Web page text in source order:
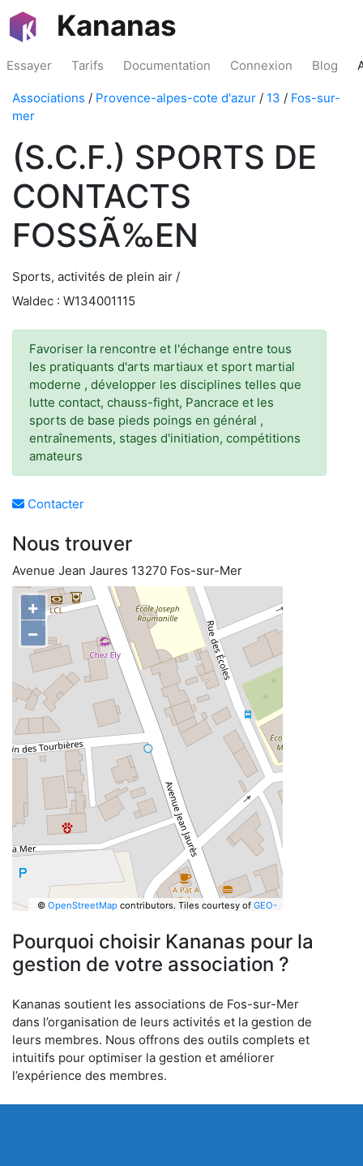
Kananas
Essayer Tarifs Documentation Connexion Blog
Associations / Provence-alpes-cote d'azur / 13 / Fos-sur-
mer
(S.C.F.) SPORTS DE
CONTACTS
FOSSÃ‰EN
Sports, activités de plein air /
Waldec : W134001115
Favoriser la rencontre et l'échange entre tous
les pratiquants d'arts martiaux et sport martial
moderne , développer les disciplines telles que
lutte contact, chauss-fight, Pancrace et les
sports de base pieds poings en général ,
entraînements, stages d'initiation, compétitions
amateurs
Contacter
Nous trouver
Avenue Jean Jaures 13270 Fos-sur-Mer
+
−
© OpenStreetMapcontributors. Tiles courtesy of GEO-
Pourquoi choisir Kananas pour la
gestion de votre association ?
Kananas soutient les associations de Fos-sur-Mer
dans l’organisation de leurs activités et la gestion de
leurs membres. Nous offrons des outils complets et
intuitifs pour optimiser la gestion et améliorer
l’expérience des membres.